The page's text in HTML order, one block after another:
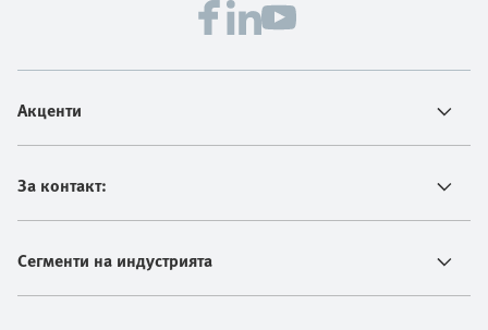
Акценти
За контакт:
Сегменти на индустрията